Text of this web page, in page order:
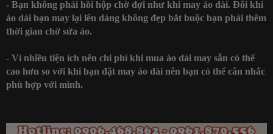
- Bạn không phải hồi hộp chờ đợi như khi may áo dài. Đôi khi
áo dài bạn may lại lên dáng không đẹp bắt buộc bạn phải thêm
thời gian chờ sửa áo.
- Vì nhiều tiện ích nên chi phí khi mua áo dài may sẵn có thể
cao hơn so với khi bạn đặt may áo dài nên bạn có thể cân nhắc
phù hợp với mình.